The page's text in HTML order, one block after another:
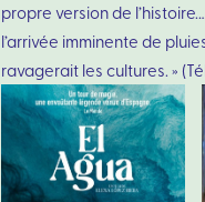
propre version de
l’arrivée imminente de
ravagerait les cultures. »